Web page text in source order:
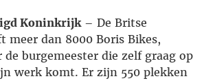
Koninkrijk– De Britse
meer dan 8000 Boris Bikes,
de burgemeester die zelf graag op
werk komt. Er zijn 550 plekken